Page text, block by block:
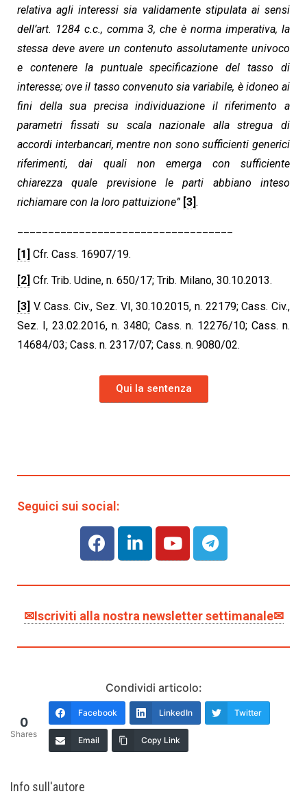
relativa agli interessi sia validamente stipulata ai sensi
dell’art. 1284 c.c., comma 3, che è norma imperativa, la
stessa deve avere un contenuto assolutamente univoco
e contenere la puntuale specificazione del tasso di
interesse; ove il tasso convenuto sia variabile, è idoneo ai
fini della sua precisa individuazione il riferimento a
parametri fissati su scala nazionale alla stregua di
accordi interbancari, mentre non sono sufficienti generici
riferimenti, dai quali non emerga con sufficiente
chiarezza quale previsione le parti abbiano inteso
richiamare con la loro pattuizione” [3].
[1] Cfr. Cass. 16907/19.
[2] Cfr. Trib. Udine, n. 650/17; Trib. Milano, 30.10.2013.
[3] V. Cass. Civ., Sez. VI, 30.10.2015, n. 22179; Cass. Civ.,
Sez. I, 23.02.2016, n. 3480; Cass. n. 12276/10; Cass. n.
14684/03; Cass. n. 2317/07; Cass. n. 9080/02.
Qui la sentenza
Seguici sui social:
✉Iscriviti alla nostra newsletter settimanale✉
Condividi articolo:
0
Shares
Facebook LinkedIn Twitter
Email Copy Link
Info sull'autore